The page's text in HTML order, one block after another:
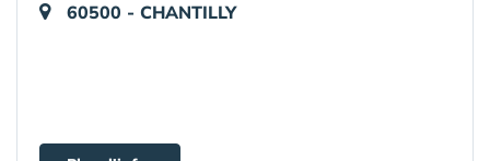
60500 - CHANTILLY